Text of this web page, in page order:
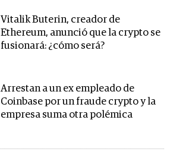
Vitalik Buterin, creador de
Ethereum, anunció que la crypto se
fusionará: ¿cómo será?
Arrestan a un ex empleado de
Coinbase por un fraude crypto y la
empresa suma otra polémica